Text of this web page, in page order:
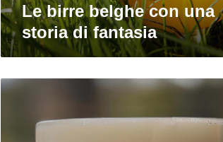
Le birre belghe con una
storia di fantasia
La
Norimberga: